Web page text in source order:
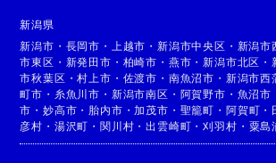
新潟県
新潟市 ・ 長岡市 ・ 上越市 ・新潟市中央区 ・ 新潟市
市東区 ・ 新発田市 ・ 柏崎市 ・ 燕市 ・新潟市北区 ・
市秋葉区 ・村上市 ・ 佐渡市 ・ 南魚沼市 ・ 新潟市西
町市 ・ 糸魚川市 ・ 新潟市南区 ・ 阿賀野市 ・ 魚沼市
市 ・妙高市 ・ 胎内市 ・加茂市 ・ 聖籠町 ・ 阿賀町 ・
彦村 ・ 湯沢町 ・関川村 ・出雲崎町 ・刈羽村 ・ 粟島